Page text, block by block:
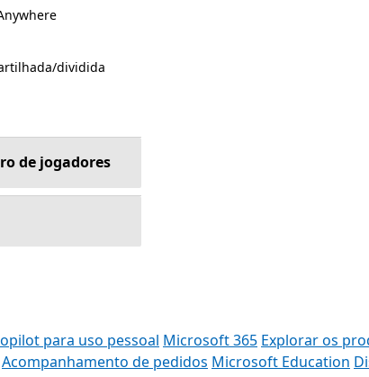
dividida
de jogadores
para uso pessoal Microsoft 365 Explorar os
Acompanhamento de pedidos Microsoft Education